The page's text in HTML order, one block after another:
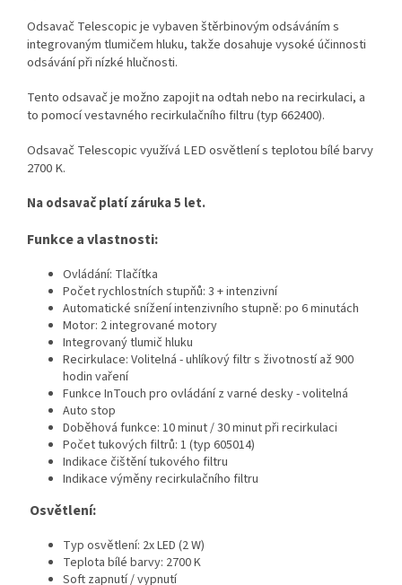
Odsavač Telescopic je vybaven štěrbinovým odsáváním s
integrovaným tlumičem hluku, takže dosahuje vysoké účinnosti
odsávání při nízké hlučnosti.
Tento odsavač je možno zapojit na odtah nebo na recirkulaci, a
to pomocí vestavného recirkulačního filtru (typ 662400).
Odsavač Telescopic využívá LED osvětlení s teplotou bílé barvy
2700 K.
Na odsavač platí záruka 5 let.
Funkce a vlastnosti:
Ovládání: Tlačítka
Počet rychlostních stupňů: 3 + intenzivní
Automatické snížení intenzivního stupně: po 6 minutách
Motor: 2 integrované motory
Integrovaný tlumič hluku
Recirkulace: Volitelná - uhlíkový filtr s životností až 900
hodin vaření
Funkce InTouch pro ovládání z varné desky - volitelná
Auto stop
Doběhová funkce: 10 minut / 30 minut při recirkulaci
Počet tukových filtrů: 1 (typ 605014)
Indikace čištění tukového filtru
Indikace výměny recirkulačního filtru
Osvětlení:
Typ osvětlení: 2x LED (2 W)
Teplota bílé barvy: 2700 K
Soft zapnutí / vypnutí